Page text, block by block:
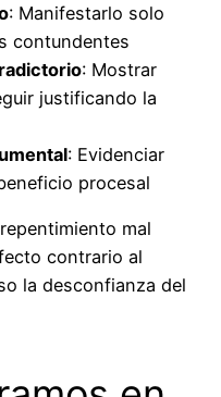
: Manifestarlo solo
contundentes
: Mostrar
justificando la
: Evidenciar
procesal
mal
contrario al
la desconfianza del